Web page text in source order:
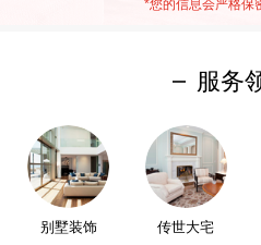
*您的信息会严格保
服务
别墅装饰 传世大宅